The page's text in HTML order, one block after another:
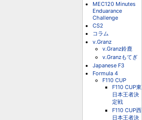
MEC120 Minutes
Enduarance
Challenge
CS2
コラム
v.Granz
v.Granz鈴鹿
v.Granzもてぎ
Japanese F3
Formula 4
F110 CUP
F110 CUP東
日本王者決
定戦
F110 CUP西
日本王者決